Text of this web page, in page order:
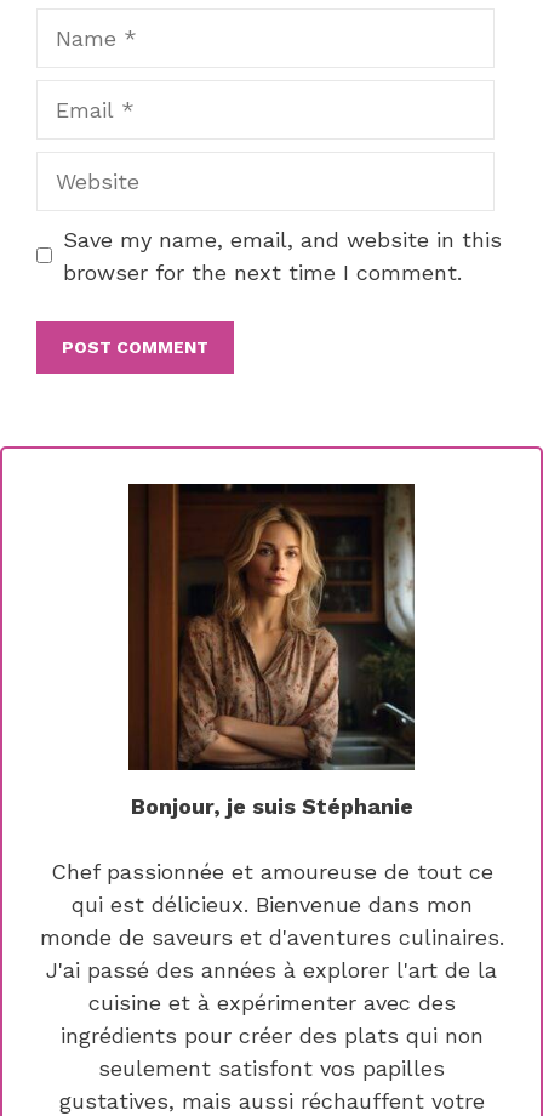
Save my name, email, and website in this
browser for the next time I comment.
Bonjour, je suis Stéphanie
Chef passionnée et amoureuse de tout ce
qui est délicieux. Bienvenue dans mon
monde de saveurs et d'aventures culinaires.
J'ai passé des années à explorer l'art de la
cuisine et à expérimenter avec des
ingrédients pour créer des plats qui non
seulement satisfont vos papilles
gustatives, mais aussi réchauffent votre